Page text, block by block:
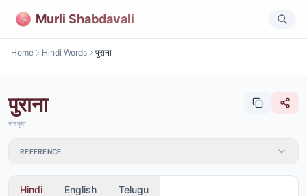
Murli Shabdavali
Home Hindi Words पुराना
पुराना
संस्कृत
REFERENCE
Hindi English Telugu